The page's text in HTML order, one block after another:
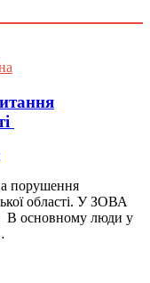
порушення
області. У ЗОВА
В основному люди у